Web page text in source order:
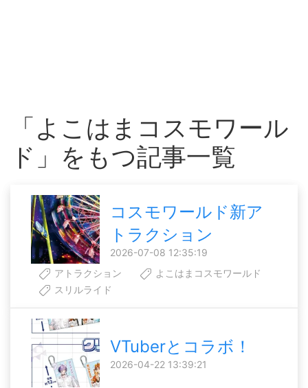
「よこはまコスモワール
ド」をもつ記事一覧
コスモワールド新ア
トラクション
2026-07-08 12:35:19
アトラクション
よこはまコスモワールド
スリルライド
VTuberとコラボ！
2026-04-22 13:39:21